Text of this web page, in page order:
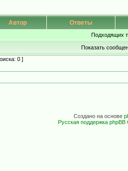
Автор Ответы
Подходящих
Показать
0 ]
Создано на основе
Русская поддержка phpBB